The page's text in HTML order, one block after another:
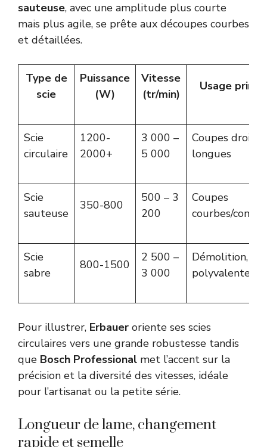
sauteuse, avec une amplitude plus courte
mais plus agile, se prête aux découpes courbes
et détaillées.
Type de
scie
Puissance
(W)
Vitesse
(tr/min)
Usage
Scie
circulaire
1200-
2000+
3 000 –
5 000
Coupes droites
longues
Scie
sauteuse
350-800
500 – 3
200
Coupes
courbes/
Scie
sabre
800-1500
2 500 –
3 000
Démolition,
polyvalente
Pour illustrer, Erbauer oriente ses scies
circulaires vers une grande robustesse tandis
que Bosch Professional met l’accent sur la
précision et la diversité des vitesses, idéale
pour l’artisanat ou la petite série.
Longueur de lame, changement
rapide et semelle